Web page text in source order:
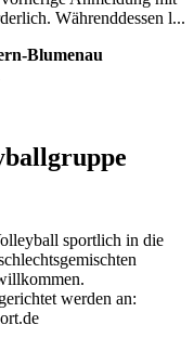
Währenddessen l...
Blumenau
sportlich in die
werden an: